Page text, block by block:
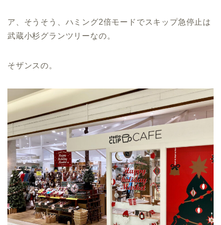
ア、そうそう、ハミング2倍モードでスキップ急停止は
武蔵小杉グランツリーなの。
そザンスの。